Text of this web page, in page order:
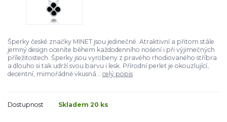
Šperky české značky MINET jsou jedinečné. Atraktivní a přitom stále
jemný design oceníte během každodenního nošení i při výjimečných
příležitostech. Šperky jsou vyrobeny z pravého rhodiovaného stříbra
a dlouho si tak udrží svou barvu i lesk. Přírodní perleť je okouzlující,
decentní, mimořádně vkusná... celý popis
Dostupnost Skladem 20 ks